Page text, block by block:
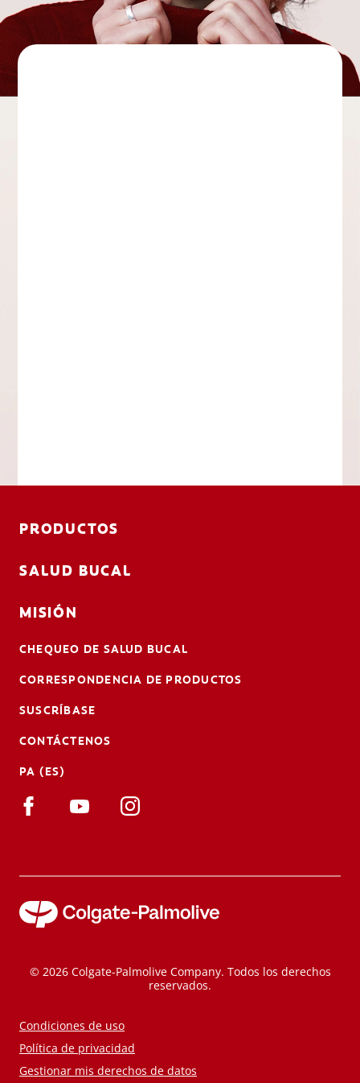
PRODUCTOS
SALUD BUCAL
MISIÓN
CHEQUEO DE SALUD BUCAL
CORRESPONDENCIA DE PRODUCTOS
SUSCRÍBASE
CONTÁCTENOS
PA (ES)
© 2026 Colgate-Palmolive Company. Todos los derechos
reservados.
Condiciones de uso
Política de privacidad
Gestionar mis derechos de datos